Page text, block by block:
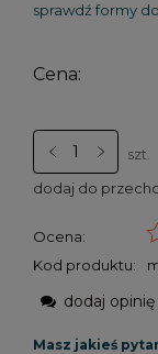
sprawdź formy
Cena:
szt.
dodaj do
Ocena:
Kod produktu:
Masz jakieś
dodaj opinię